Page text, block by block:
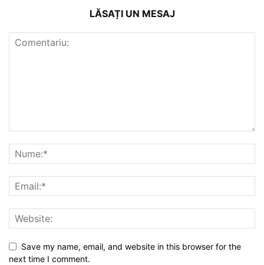
LĂSAȚI UN MESAJ
Save my name, email, and website in this browser for the
next time I comment.